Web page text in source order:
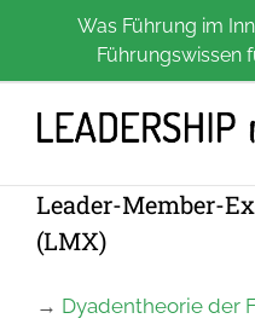
Was Führung im
Führungswissen
Leader-Member-
(LMX)
→ Dyadentheorie der